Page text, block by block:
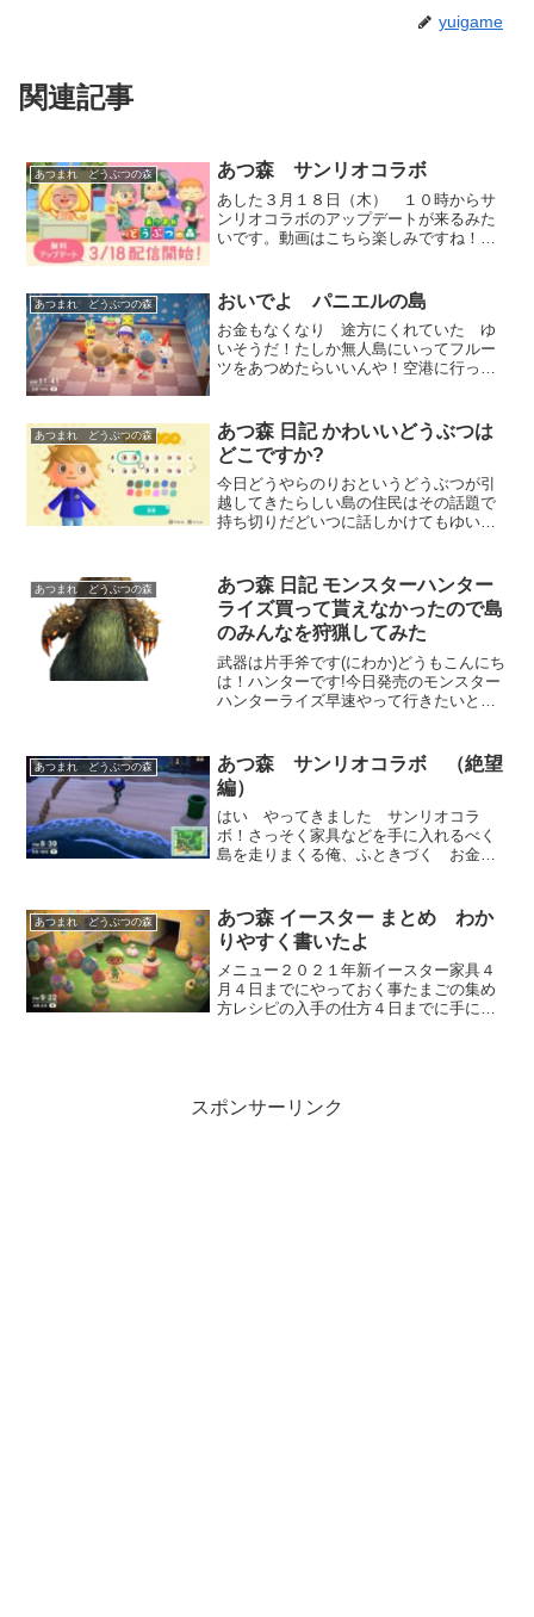
yuigame
関連記事
あつまれ どうぶつの森 あつ森 サンリオコラボ
あした３月１８日（木） １０時からサ
ンリオコラボのアップデートが来るみた
いです。動画はこちら楽しみですね！
あつまれ どうぶつの森 おいでよ パニエルの島
お金もなくなり 途方にくれていた ゆ
いそうだ！たしか無人島にいってフルー
ツをあつめたらいいんや！空港に行って
とか恐ろしいし・・パニエルってだれ？
とりあえずパニエル島に行...
あつまれ どうぶつの森
あつ森 日記 かわいいどうぶつは
どこですか?
今日どうやらのりおというどうぶつが引
越してきたらしい島の住民はその話題で
持ち切りだどいつに話しかけてもゆいち
くればいいんでしょ!嫌な予感を感じつつ
家に乗り込む俺。絶対...
あつまれ どうぶつの森
あつ森 日記 モンスターハンター
ライズ買って貰えなかったので島
のみんなを狩猟してみた
武器は片手斧です(にわか)どうもこんにち
は！ハンターです!今日発売のモンスター
ハンターライズ早速やって行きたいと思
発見ウルクススですね完全に一致初期装
備の私では勝てない...
あつまれ どうぶつの森
あつ森 サンリオコラボ （絶望
編）
はい やってきました サンリオコラ
ボ！さっそく家具などを手に入れるべく
島を走りまくる俺、ふときづく お金が
ジさんがかぼちゃの苗を売っていたので
全財産つぎ込む５０００ベル...
あつまれ どうぶつの森
あつ森 イースター まとめ わか
りやすく書いたよ
メニュー２０２１年新イースター家具４
月４日までにやっておく事たまごの集め
方レシピの入手の仕方４日までに手に入
スポンサーリンク